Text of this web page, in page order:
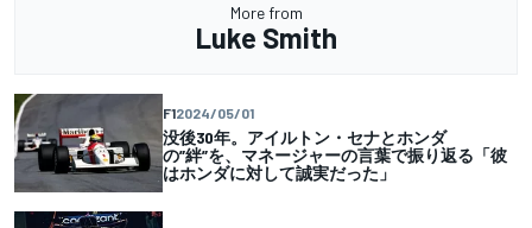
More from
Luke Smith
F12024/05/01
没後30年。アイルトン・セナとホンダ
の”絆”を、マネージャーの言葉で振り返る「彼
はホンダに対して誠実だった」